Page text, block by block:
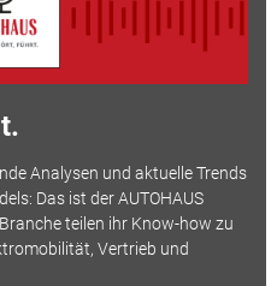
Analysen und aktuelle Trends
Das ist der AUTOHAUS
teilen ihr Know-how zu
Vertrieb und